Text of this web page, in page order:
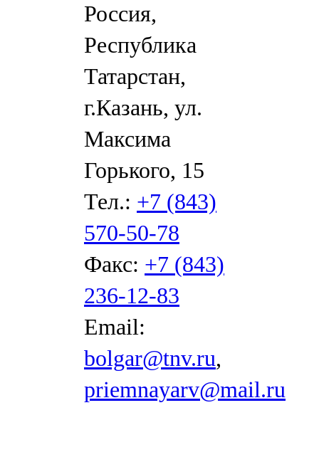
Россия,
Республика
Татарстан,
г.Казань, ул.
Максима
Горького, 15
Тел.: +7 (843)
570-50-78
Факс: +7 (843)
236-12-83
Email:
bolgar@tnv.ru,
priemnayarv@mail.ru